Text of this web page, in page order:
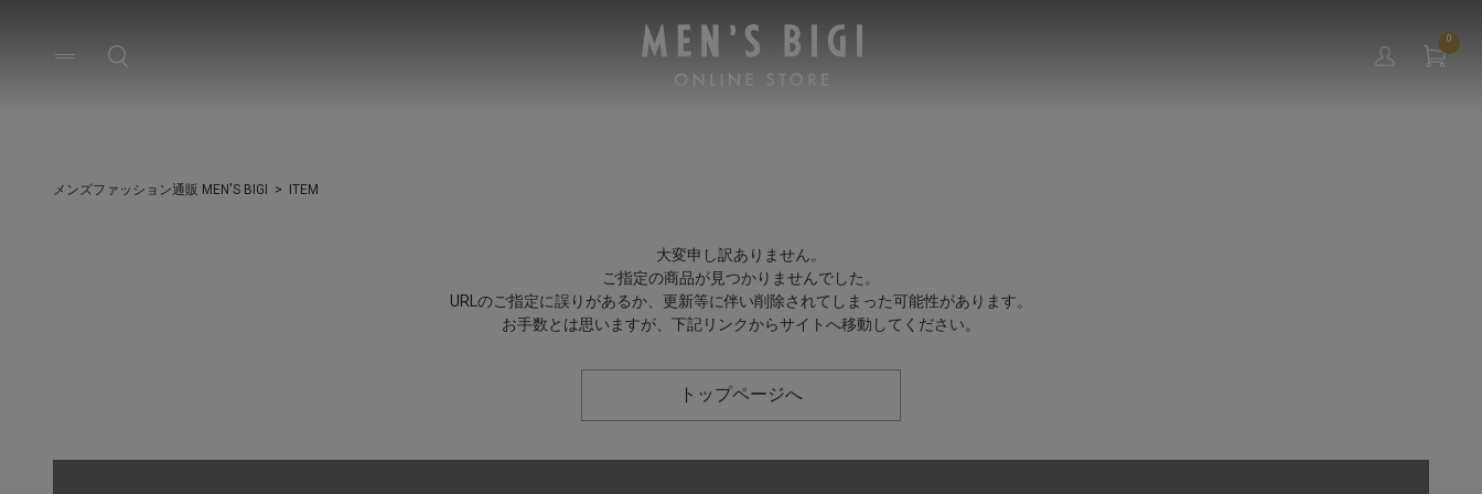
0
メンズファッション通販 MEN'S BIGI ITEM
大変申し訳ありません。
ご指定の商品が見つかりませんでした。
URLのご指定に誤りがあるか、更新等に伴い削除されてしまった可能性があります。
お手数とは思いますが、下記リンクからサイトへ移動してください。
トップページへ